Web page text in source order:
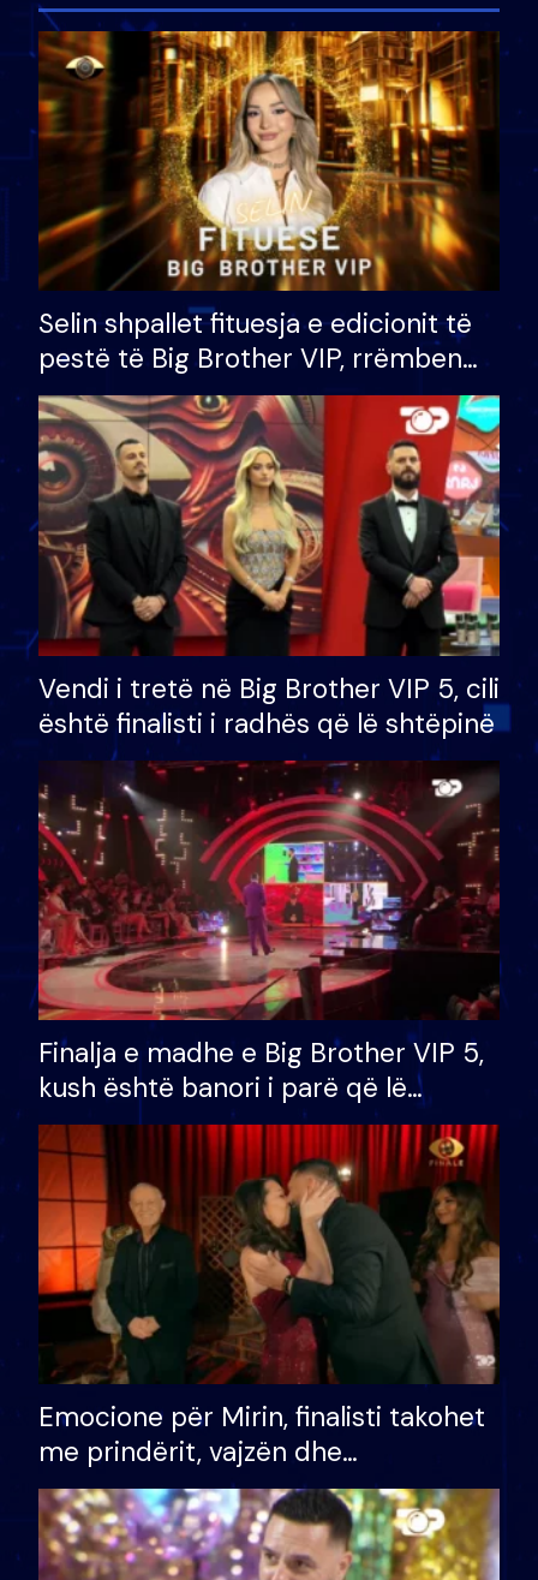
Selin shpallet fituesja e edicionit të
pestë të Big Brother VIP, rrëmben
çmimin e madh prej 100 mijë eurosh
Vendi i tretë në Big Brother VIP 5, cili
është finalisti i radhës që lë shtëpinë
Finalja e madhe e Big Brother VIP 5,
kush është banori i parë që lë
shtëpinë dhe humb mundësinë për
të fituar çmimin e madh
Emocione për Mirin, finalisti takohet
me prindërit, vajzën dhe
bashkëshorten: S’kemi ndonjë letër
divorci apo jo?